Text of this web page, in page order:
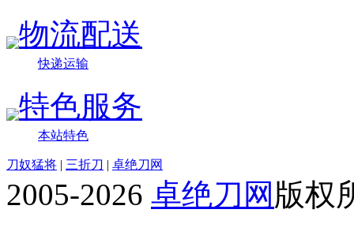
物流配送
快递运输
特色服务
本站特色
刀奴猛将 | 三折刀 | 卓绝刀网
2005-2026 卓绝刀网 版权